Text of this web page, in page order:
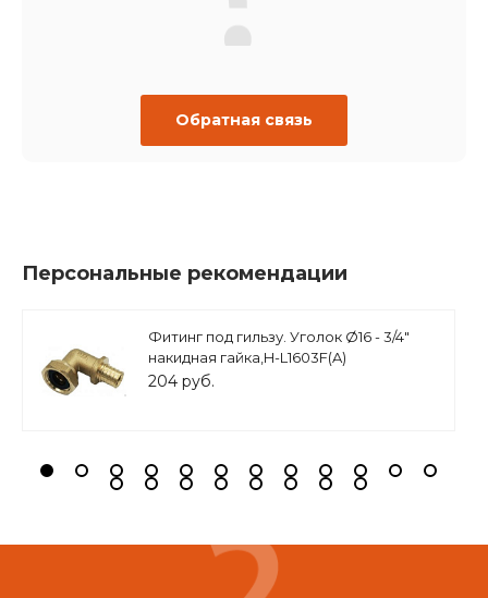
Обратная связь
Персональные рекомендации
Фитинг под гильзу. Уголок Ø16 - 3/4"
накидная гайка,H-L1603F(A)
204 руб.